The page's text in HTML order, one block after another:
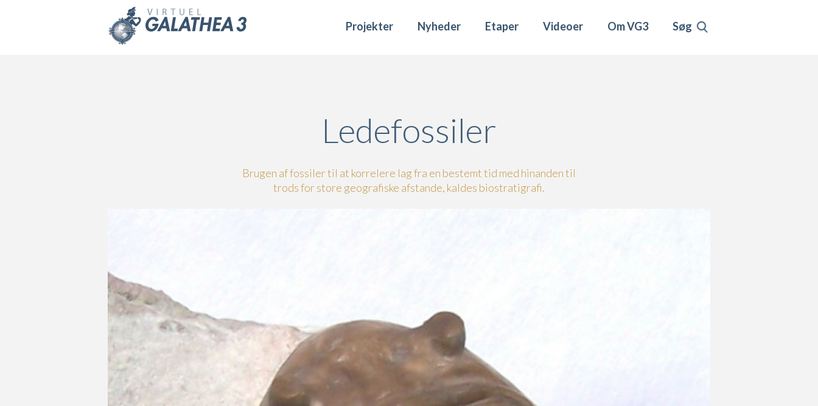
Projekter Nyheder Etaper Videoer Om VG3 Søg
Ledefossiler
Brugen af fossiler til at korrelere lag fra en bestemt tid med hinanden til
trods for store geografiske afstande, kaldes biostratigrafi.